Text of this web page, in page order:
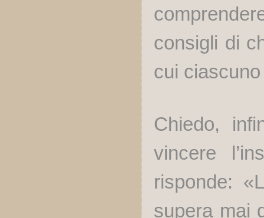
consigli di
cui
Chiedo,
vincere
risponde:
supera mai